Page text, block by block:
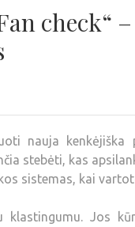
check“
nauja
stebėti, kas
sistemas, kai
klastingumu. Jos